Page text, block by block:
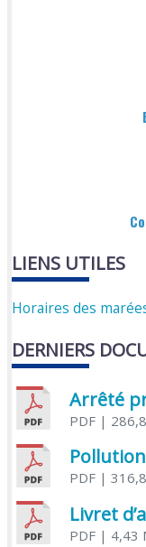
LIENS UTILES
Horaires des
DERNIERS
PDF|
PDF|
Livret
PDF| 4,43